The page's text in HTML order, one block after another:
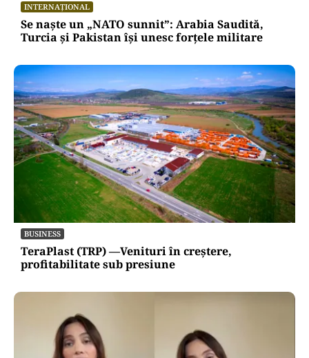
INTERNAȚIONAL
Se naște un „NATO sunnit”: Arabia Saudită,
Turcia și Pakistan își unesc forțele militare
BUSINESS
TeraPlast (TRP) —Venituri în creștere,
profitabilitate sub presiune